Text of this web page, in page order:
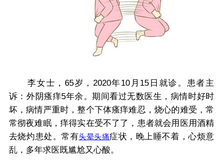
李女士，65岁，2020年10月15日就诊。患者主
诉：外阴瘙痒5年余。期间看过无数医生，病情时好时
坏，病情严重时，整个下体瘙痒难忍，烧心的难受，常
常彻夜难眠，痒得实在受不了了，患者就会用医用酒精
去烧灼患处。常有头晕头痛症状，晚上睡不着，心烦意
乱，多年求医既尴尬又心酸。